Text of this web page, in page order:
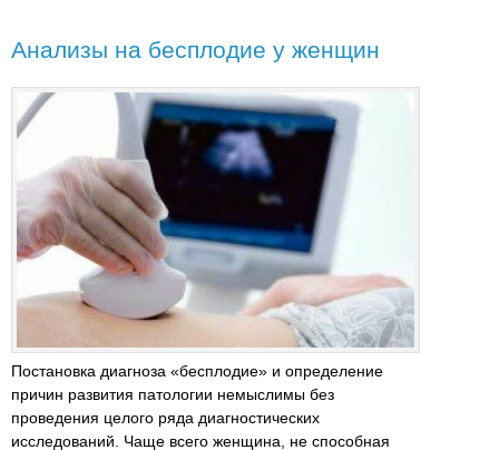
Анализы на бесплодие у женщин
Постановка диагноза «бесплодие» и определение
причин развития патологии немыслимы без
проведения целого ряда диагностических
исследований. Чаще всего женщина, не способная